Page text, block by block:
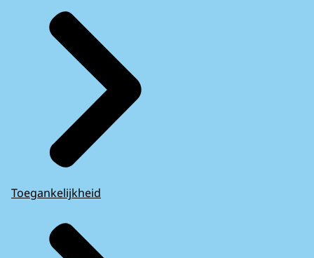
Toegankelijkheid